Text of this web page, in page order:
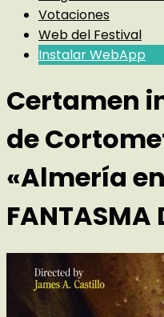
Votaciones
Web del Festival
Instalar WebApp
Certamen
de
«Almería
FANTASMA